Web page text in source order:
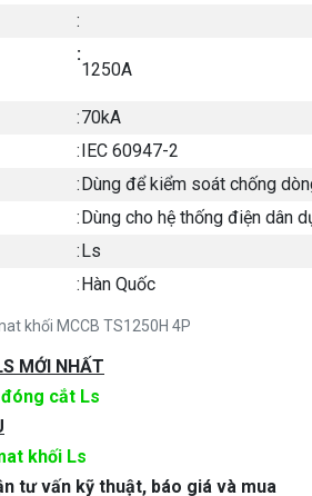
khối MCCB TS1250H 4P
:
:
1250A
:70kA
: IEC 60947-2
: Dùng để kiểm soát chống
: Dùng cho hệ thống điện dân
: Ls
: Hàn Quốc
MỚI NHẤT
cắt Ls
khối Ls
tư vấn kỹ thuật, báo giá và mua